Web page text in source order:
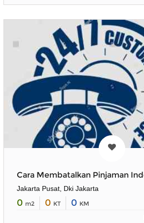
Cara Membatalkan Pinjaman
Jakarta Pusat, Dki Jakarta
0 m2 0 KT 0 KM